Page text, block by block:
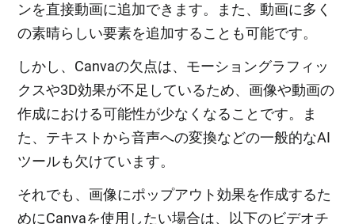
ンを直接動画に追加できます。また、動画に多く
の素晴らしい要素を追加することも可能です。
しかし、Canvaの欠点は、モーショングラフィッ
クスや3D効果が不足しているため、画像や動画の
作成における可能性が少なくなることです。ま
た、テキストから音声への変換などの一般的なAI
ツールも欠けています。
それでも、画像にポップアウト効果を作成するた
めにCanvaを使用したい場合は、以下のビデオチ